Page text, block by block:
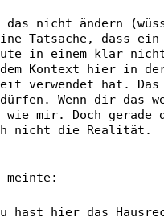
das nicht ändern
Tatsache, dass ein
in einem klar
Kontext hier in
verwendet hat. Das
dürfen. Wenn dir das
mir. Doch gerade
nicht die Realität.
meinte:
hast hier das